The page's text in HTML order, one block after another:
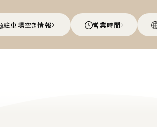
駐車場空き情報 営業時間